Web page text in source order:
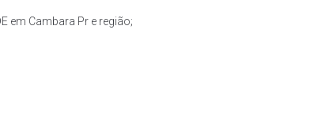
em Cambara Pr e região;